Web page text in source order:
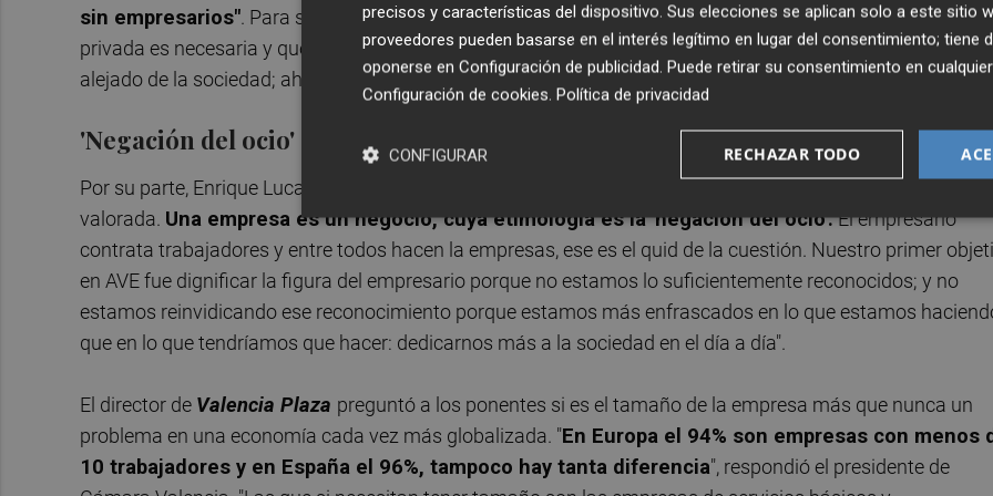
sin empresarios". Para seguir afirmando que "la sociedad ha cambiado su percepción de que la
privada es necesaria y que la figura del empresario ha cambiado de la imagen de hace años donde estaba
alejado de la sociedad; ahora estamos unidos a ella y la verdad es que compensa".
'Negación del ocio'
Por su parte, Enrique Lucas no dudó en señalar que "la figura del empresario no está suficientemente
valorada. Una empresa es un negocio, cuya etimología es la 'negación del ocio'.El empresario
contrata trabajadores y entre todos hacen la empresas, ese es el quid de la cuestión. Nuestro primer
en AVE fue dignificar la figura del empresario porque no estamos lo suficientemente reconocidos; y no
estamos reinvidicando ese reconocimiento porque estamos más enfrascados en lo que estamos
que en lo que tendríamos que hacer: dedicarnos más a la sociedad en el día a día".
El director de Valencia Plaza preguntó a los ponentes si es el tamaño de la empresa más que nunca un
problema en una economía cada vez más globalizada. "En Europa el 94% son empresas con menos
10 trabajadores y en España el 96%, tampoco hay tanta diferencia", respondió el presidente de
precisos y características del dispositivo. Sus elecciones se aplican solo a este sitio
proveedores pueden basarse en el interés legítimo en lugar del consentimiento; tiene
oponerse en Configuración de publicidad. Puede retirar su consentimiento en
Configuración de cookies. Política de privacidad
RECHAZAR TODO
CONFIGURAR